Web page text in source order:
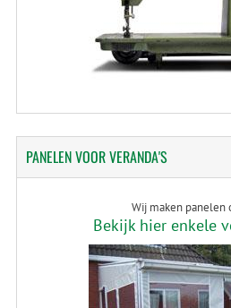
PANELENVOOR VERANDA'S
Wij maken panelen
Bekijk hier enkele